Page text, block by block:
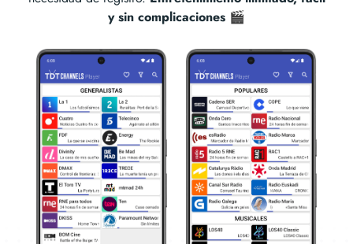
y sin complicaciones 🎬